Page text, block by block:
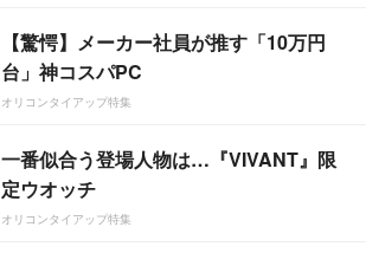
【驚愕】メーカー社員が推す「10万円
台」神コスパPC
オリコンタイアップ特集
一番似合う登場人物は…『VIVANT』限
定ウオッチ
オリコンタイアップ特集